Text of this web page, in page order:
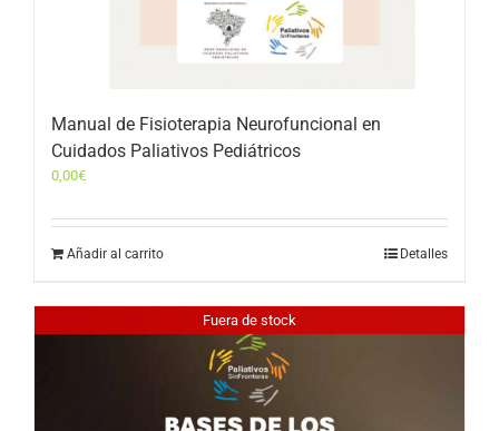
Manual de Fisioterapia Neurofuncional en
Cuidados Paliativos Pediátricos
0,00€
Añadir al carrito Detalles
Fuera de stock